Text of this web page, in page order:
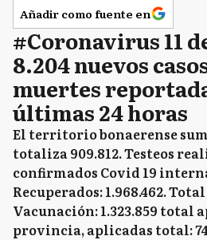
Añadir como fuente en
#Coronavirus 11
8.204 nuevos
muertes
últimas 24 horas
El territorio bonaerense
totaliza 909.812. Testeos
confirmados Covid 19
Recuperados: 1.968.462.
Vacunación: 1.323.859 total
provincia, aplicadas total: